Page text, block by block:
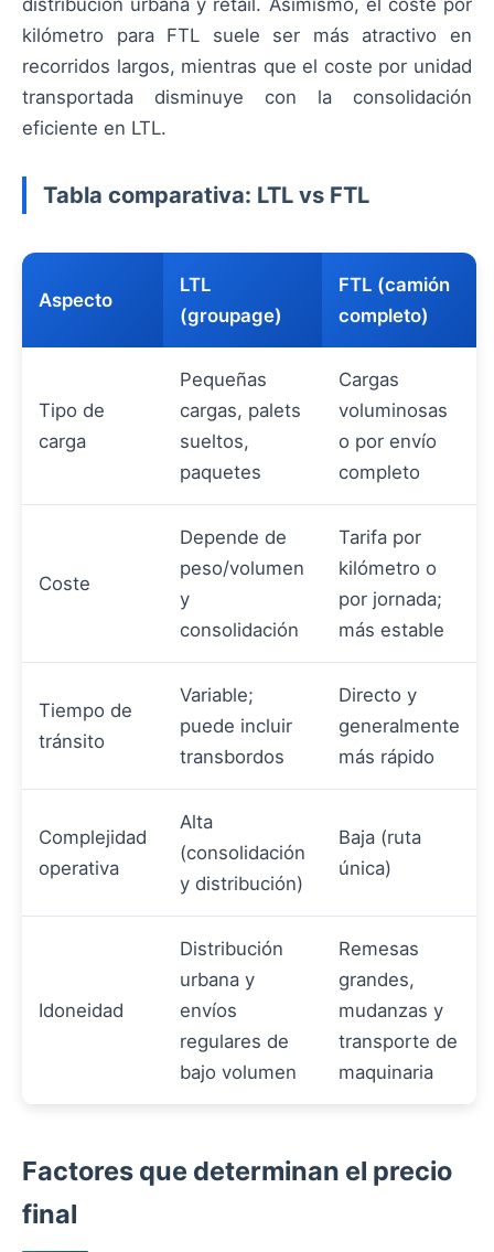
distribución urbana y retail. Asimismo, el coste por
kilómetro para FTL suele ser más atractivo en
recorridos largos, mientras que el coste por unidad
transportada disminuye con la consolidación
eficiente en LTL.
Tabla comparativa: LTL vs FTL
Aspecto
LTL
(groupage)
FTL (camión
completo)
Tipo de
carga
Pequeñas
cargas, palets
sueltos,
paquetes
Cargas
voluminosas
o por envío
completo
Coste
Depende de
peso/volumen
y
consolidación
Tarifa por
kilómetro o
por jornada;
más estable
Tiempo de
tránsito
Variable;
puede incluir
transbordos
Directo y
generalmente
más rápido
Complejidad
operativa
Alta
(consolidación
y distribución)
Baja (ruta
única)
Idoneidad
Distribución
urbana y
envíos
regulares de
bajo volumen
Remesas
grandes,
mudanzas y
transporte de
maquinaria
Factores que determinan el precio
final